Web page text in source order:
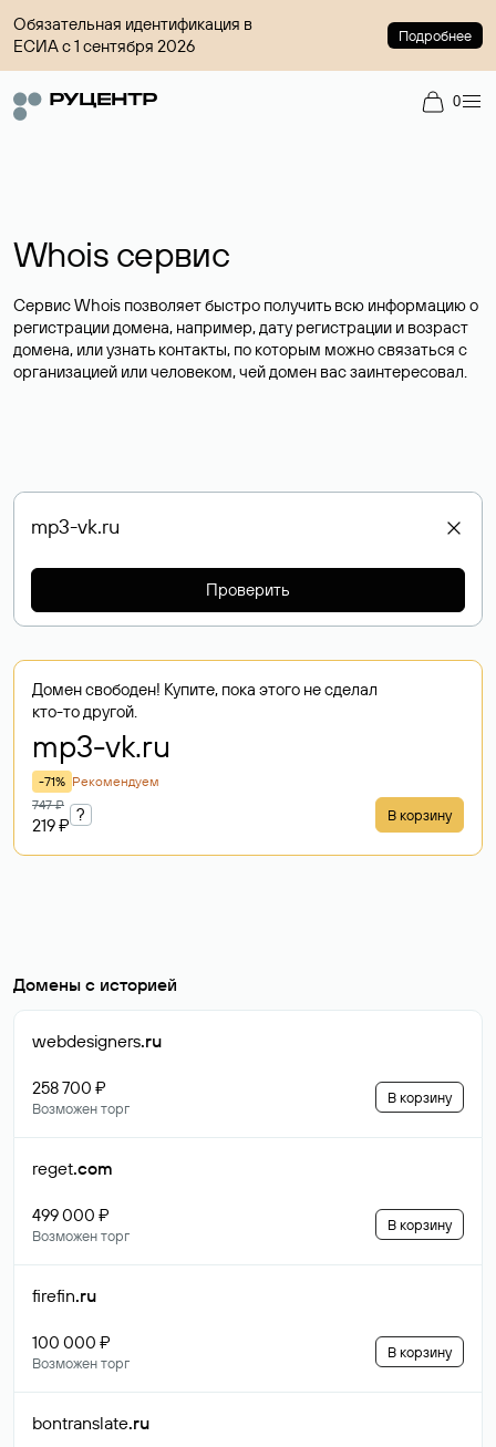
Обязательная идентификация в
ЕСИА с 1 сентября 2026
Подробнее
0
Whois сервис
Сервис Whois позволяет быстро получить всю информацию о
регистрации домена, например, дату регистрации и возраст
домена, или узнать контакты, по которым можно связаться с
организацией или человеком, чей домен вас заинтересовал.
Проверить
Домен свободен! Купите, пока этого не сделал
кто-то другой.
mp3-vk.ru
-71% Рекомендуем
747 ₽
219 ₽
? В корзину
Домены с историей
webdesigners.ru
258 700 ₽
Возможен торг
В корзину
reget.com
499 000 ₽
Возможен торг
В корзину
firefin.ru
100 000 ₽
Возможен торг
В корзину
bontranslate.ru